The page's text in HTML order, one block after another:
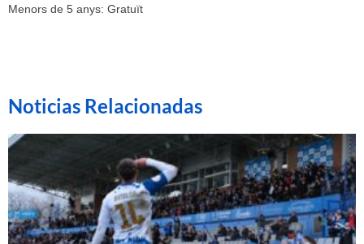
Menors de 5 anys: Gratuït
Noticias Relacionadas